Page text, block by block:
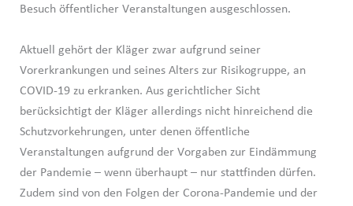
Besuch öffentlicher Veranstaltungen ausgeschlossen.
Aktuell gehört der Kläger zwar aufgrund seiner
Vorerkrankungen und seines Alters zur Risikogruppe, an
COVID-19 zu erkranken. Aus gerichtlicher Sicht
berücksichtigt der Kläger allerdings nicht hinreichend die
Schutzvorkehrungen, unter denen öffentliche
Veranstaltungen aufgrund der Vorgaben zur Eindämmung
der Pandemie – wenn überhaupt – nur stattfinden dürfen.
Zudem sind von den Folgen der Corona-Pandemie und der